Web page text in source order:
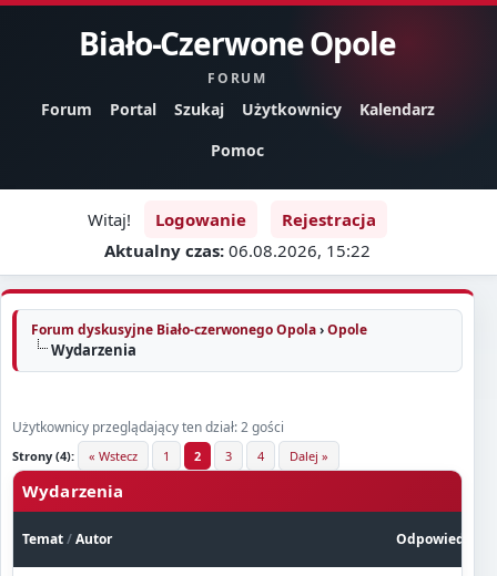
Biało-Czerwone Opole
FORUM
Forum Portal Szukaj Użytkownicy
Kalendarz
Pomoc
Witaj! Logowanie
Rejestracja
Aktualny czas: 06.08.2026, 15:22
Forum dyskusyjne Biało-czerwonego Opola›Opole
Wydarzenia
Użytkownicy przeglądający ten dział: 2 gości
Strony (4): « Wstecz 1 2 3 4 Dalej »
Wydarzenia
Temat/Autor Odpowiedzi